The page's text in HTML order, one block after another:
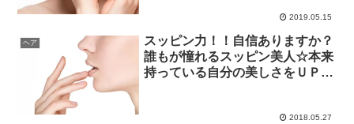
2019.05.15
ヘア
スッピン力！！自信ありますか？
誰もが憧れるスッピン美人☆本来
持っている自分の美しさをＵＰさ
2018.05.27